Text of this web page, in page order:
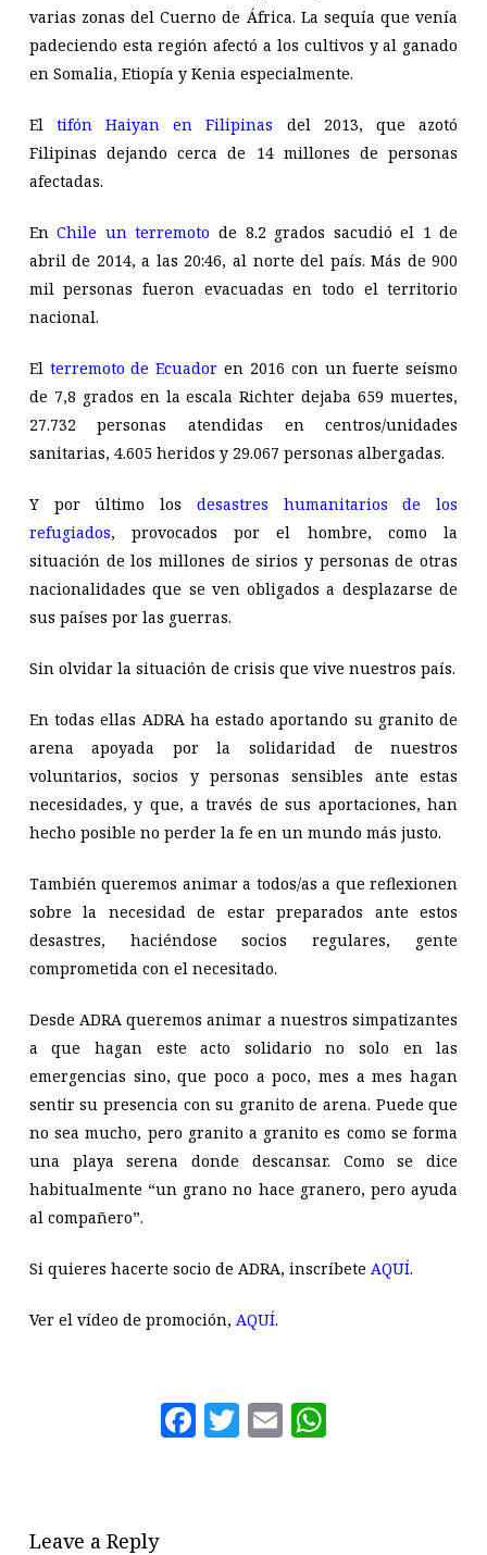
varias zonas del Cuerno de África. La sequía que venía
padeciendo esta región afectó a los cultivos y al ganado
en Somalia, Etiopía y Kenia especialmente.
Eltifón Haiyan en Filipinas del 2013, que azotó
Filipinas dejando cerca de 14 millones de personas
afectadas.
EnChile un terremoto de 8.2 grados sacudió el 1 de
abril de 2014, a las 20:46, al norte del país. Más de 900
mil personas fueron evacuadas en todo el territorio
nacional.
El terremoto de Ecuador en 2016 con un fuerte seísmo
de 7,8 grados en la escala Richter dejaba 659 muertes,
27.732 personas atendidas en centros/unidades
sanitarias, 4.605 heridos y 29.067 personas albergadas.
Y por último los desastres humanitarios de los
refugiados, provocados por el hombre, como la
situación de los millones de sirios y personas de otras
nacionalidades que se ven obligados a desplazarse de
sus países por las guerras.
Sin olvidar la situación de crisis que vive nuestros país.
En todas ellas ADRA ha estado aportando su granito de
arena apoyada por la solidaridad de nuestros
voluntarios, socios y personas sensibles ante estas
necesidades, y que, a través de sus aportaciones, han
hecho posible no perder la fe en un mundo más justo.
También queremos animar a todos/as a que reflexionen
sobre la necesidad de estar preparados ante estos
desastres, haciéndose socios regulares, gente
comprometida con el necesitado.
Desde ADRA queremos animar a nuestros simpatizantes
a que hagan este acto solidario no solo en las
emergencias sino, que poco a poco, mes a mes hagan
sentir su presencia con su granito de arena. Puede que
no sea mucho, pero granito a granito es como se forma
una playa serena donde descansar. Como se dice
habitualmente “un grano no hace granero, pero ayuda
al compañero”.
Si quieres hacerte socio de ADRA, inscríbete AQUÍ.
Ver el vídeo de promoción, AQUÍ.
Facebook
Twitter
Email
Leave a Reply